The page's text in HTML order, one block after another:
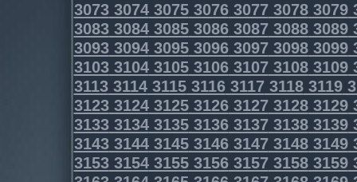
3073307430753076307730783079
3083308430853086308730883089
3093309430953096309730983099
3103310431053106310731083109
3113311431153116311731183119
3123312431253126312731283129
3133313431353136313731383139
3143314431453146314731483149
3153315431553156315731583159